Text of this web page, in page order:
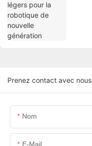
Prenez contact avec nous
Nom
E-Mail